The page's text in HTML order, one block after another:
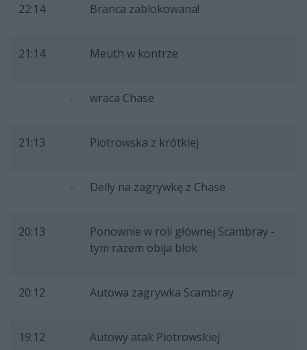
22:14 Branca zablokowana!
21:14 Meuth w kontrze
wraca Chase
21:13 Piotrowska z krótkiej
Delly na zagrywkę z Chase
20:13
Ponownie w roli głównej Scambray -
tym razem obija blok
20:12 Autowa zagrywka Scambray
19:12 Autowy atak Piotrowskiej